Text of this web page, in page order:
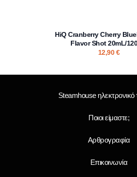
HiQ Cranberry Cherry
Flavor Shot 20mL/
12,90€
Steamhouse ηλεκτρονικό
Ποιοι είμαστε;
Αρθρογραφία
Επικοινωνία